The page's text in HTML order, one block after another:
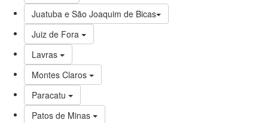
Juatuba e São Joaquim de Bicas
Juiz de Fora
Lavras
Montes Claros
Paracatu
Patos de Minas